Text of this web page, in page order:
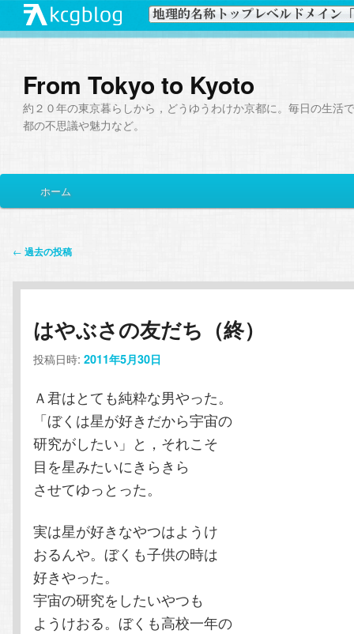
From Tokyo to Kyoto
約２０年の東京暮らしから，どうゆうわけか京都に。毎日の生活
都の不思議や魅力など。
イ
メ
ン
ツ
移
動
サ
ツ
へ
動
ホーム
投
ナ
← 過去の投稿
はやぶさの友だち（終）
投稿日時:2011年5月30日
Ａ君はとても純粋な男やった。
「ぼくは星が好きだから宇宙の
研究がしたい」と，それこそ
目を星みたいにきらきら
させてゆっとった。
実は星が好きなやつはようけ
おるんや。ぼくも子供の時は
好きやった。
宇宙の研究をしたいやつも
ようけおる。ぼくも高校一年の